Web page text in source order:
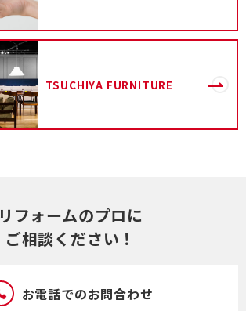
TSUCHIYA FURNITURE
リフォームのプロに
ご相談ください！
お電話でのお問合わせ